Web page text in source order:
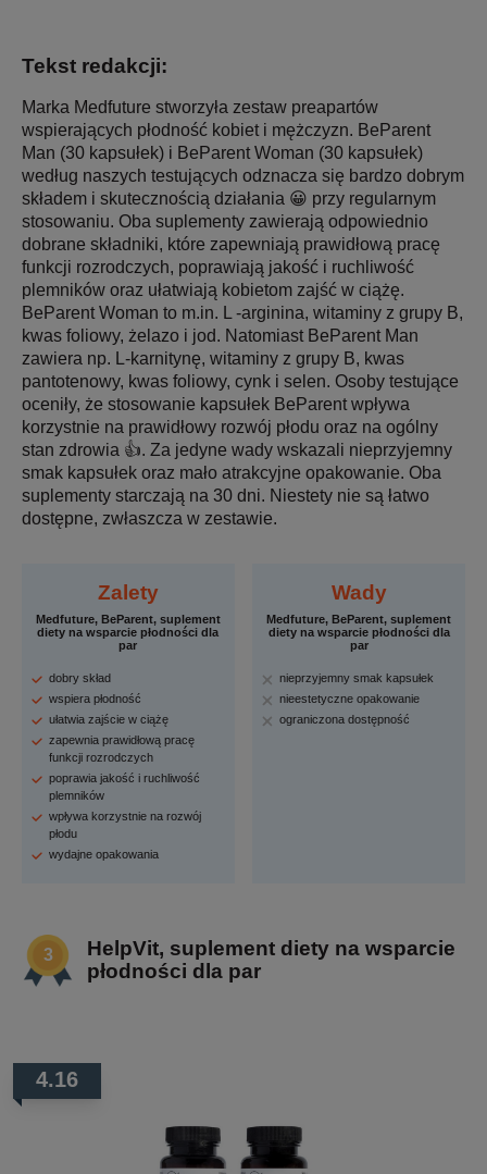
Tekst redakcji:
Marka Medfuture stworzyła zestaw preapartów
wspierających płodność kobiet i mężczyzn. BeParent
Man (30 kapsułek) i BeParent Woman (30 kapsułek)
według naszych testujących odznacza się bardzo dobrym
składem i skutecznością działania 😀 przy regularnym
stosowaniu. Oba suplementy zawierają odpowiednio
dobrane składniki, które zapewniają prawidłową pracę
funkcji rozrodczych, poprawiają jakość i ruchliwość
plemników oraz ułatwiają kobietom zajść w ciążę.
BeParent Woman to m.in. L -arginina, witaminy z grupy B,
kwas foliowy, żelazo i jod. Natomiast BeParent Man
zawiera np. L-karnitynę, witaminy z grupy B, kwas
pantotenowy, kwas foliowy, cynk i selen. Osoby testujące
oceniły, że stosowanie kapsułek BeParent wpływa
korzystnie na prawidłowy rozwój płodu oraz na ogólny
stan zdrowia 👍. Za jedyne wady wskazali nieprzyjemny
smak kapsułek oraz mało atrakcyjne opakowanie. Oba
suplementy starczają na 30 dni. Niestety nie są łatwo
dostępne, zwłaszcza w zestawie.
Zalety
Medfuture, BeParent, suplement
diety na wsparcie płodności dla
par
dobry skład
wspiera płodność
ułatwia zajście w ciążę
zapewnia prawidłową pracę
funkcji rozrodczych
poprawia jakość i ruchliwość
plemników
wpływa korzystnie na rozwój
płodu
wydajne opakowania
Wady
Medfuture, BeParent, suplement
diety na wsparcie płodności dla
par
nieprzyjemny smak kapsułek
nieestetyczne opakowanie
ograniczona dostępność
HelpVit, suplement diety na wsparcie
płodności dla par
4.16